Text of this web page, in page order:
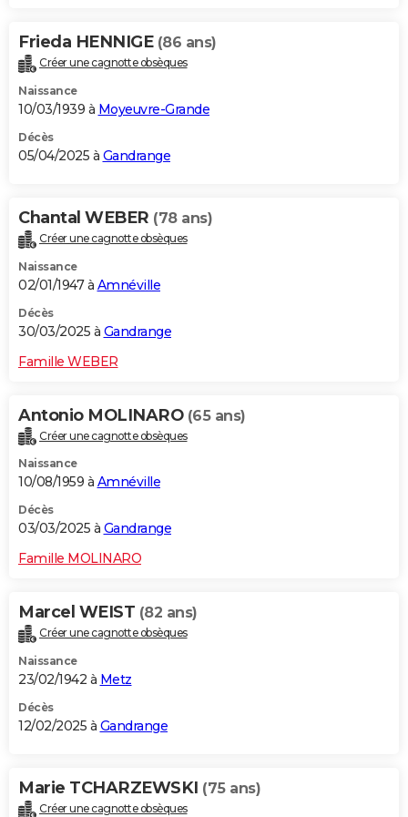
Frieda HENNIGE (86 ans)
Créer une cagnotte obsèques
Naissance
10/03/1939 à Moyeuvre-Grande
Décès
05/04/2025 à Gandrange
Chantal WEBER (78 ans)
Créer une cagnotte obsèques
Naissance
02/01/1947 à Amnéville
Décès
30/03/2025 à Gandrange
Famille WEBER
Antonio MOLINARO (65 ans)
Créer une cagnotte obsèques
Naissance
10/08/1959 à Amnéville
Décès
03/03/2025 à Gandrange
Famille MOLINARO
Marcel WEIST (82 ans)
Créer une cagnotte obsèques
Naissance
23/02/1942 à Metz
Décès
12/02/2025 à Gandrange
Marie TCHARZEWSKI (75 ans)
Créer une cagnotte obsèques